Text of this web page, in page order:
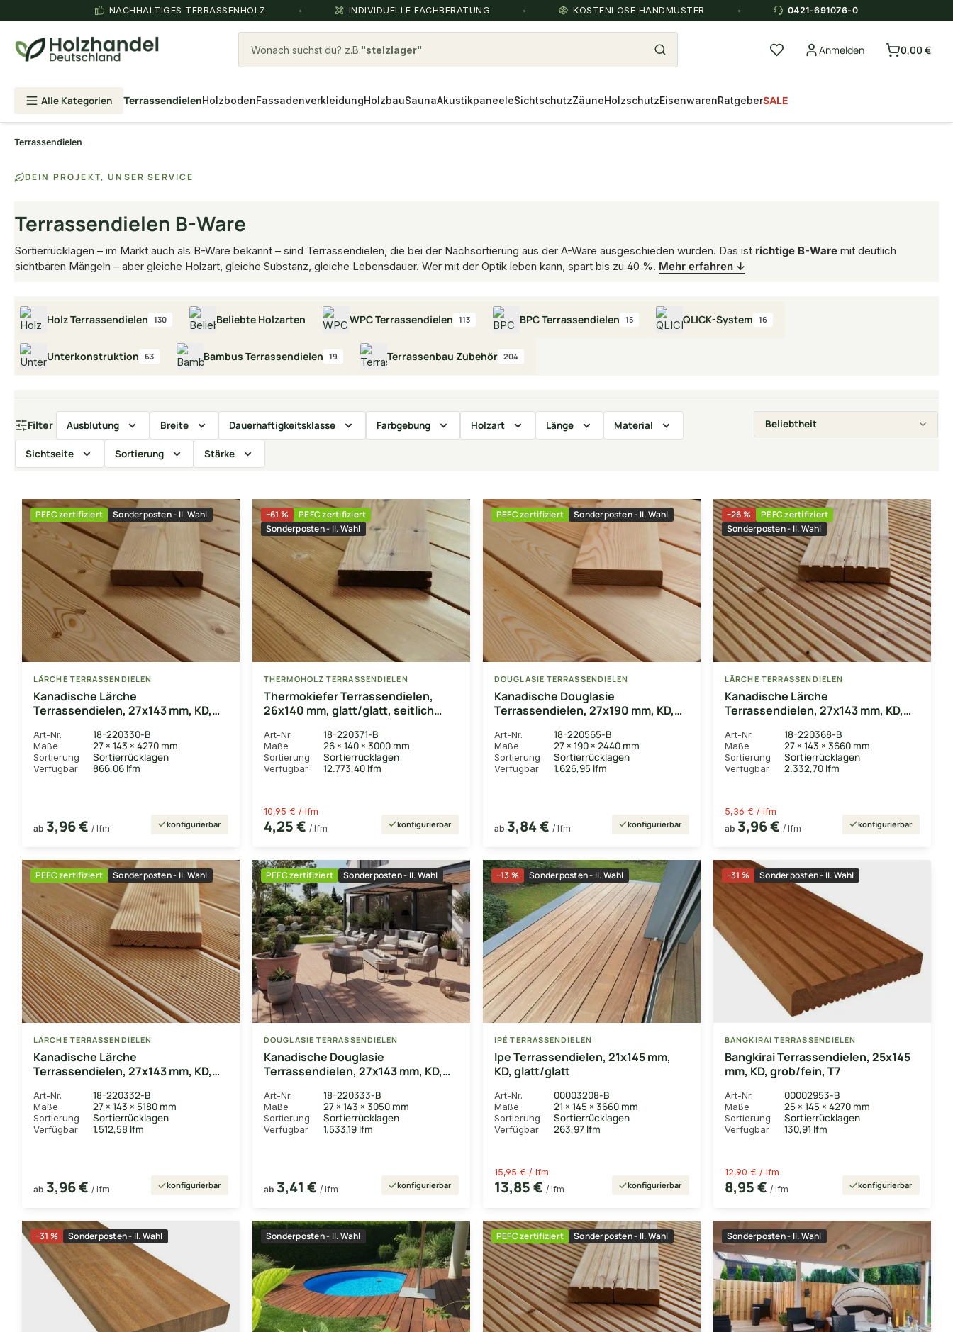
NACHHALTIGES TERRASSENHOLZ INDIVIDUELLE FACHBERATUNG KOSTENLOSE HANDMUSTER 0421-691076-0
Wonach suchst du? z.B. 3-Schichtparkett Eiche Anmelden 0,00 €
Alle Kategorien TerrassendielenHolzbodenFassadenverkleidungHolzbauSaunaAkustikpaneeleSichtschutzZäuneHolzschutzEisenwarenRatgeberSALE
Terrassendielen
DEIN PROJEKT, UNSER SERVICE
Terrassendielen B-Ware
Sortierrücklagen – im Markt auch als B-Ware bekannt – sind Terrassendielen, die bei der Nachsortierung aus der A-Ware ausgeschieden wurden. Das ist richtige B-Ware mit deutlich
sichtbaren Mängeln – aber gleiche Holzart, gleiche Substanz, gleiche Lebensdauer. Wer mit der Optik leben kann, spart bis zu 40 %. Mehr erfahren ↓
Holz Terrassendielen 130 Beliebte Holzarten WPC Terrassendielen 113 BPC Terrassendielen 15 QLICK-System 16
Unterkonstruktion 63 Bambus Terrassendielen 19 Terrassenbau Zubehör 204
Filter Ausblutung Breite Dauerhaftigkeitsklasse Farbgebung Holzart Länge Material
Sichtseite Sortierung Stärke
Sonderposten - II. Wahl
PEFC zertifiziert
LÄRCHE TERRASSENDIELEN
Kanadische Lärche
Terrassendielen, 27x143 mm, KD,
Art-Nr. 18-220330-B
Maße 27 × 143 × 4270 mm
Sortierung Sortierrücklagen
Verfügbar 866,06 lfm
ab 3,96 € / lfm konfigurierbar
−61 %
Sonderposten - II. Wahl
PEFC zertifiziert
THERMOHOLZ TERRASSENDIELEN
Thermokiefer Terrassendielen,
26x140 mm, glatt/glatt, seitlich
Art-Nr. 18-220371-B
Maße 26 × 140 × 3000 mm
Sortierung Sortierrücklagen
Verfügbar 12.773,40 lfm
10,95 € / lfm
4,25 € / lfm konfigurierbar
Sonderposten - II. Wahl
PEFC zertifiziert
DOUGLASIE TERRASSENDIELEN
Kanadische Douglasie
Terrassendielen, 27x190 mm, KD,
Art-Nr. 18-220565-B
Maße 27 × 190 × 2440 mm
Sortierung Sortierrücklagen
Verfügbar 1.626,95 lfm
ab 3,84 € / lfm konfigurierbar
−26 %
Sonderposten - II. Wahl
PEFC zertifiziert
LÄRCHE TERRASSENDIELEN
Kanadische Lärche
Terrassendielen, 27x143 mm, KD,
Art-Nr. 18-220368-B
Maße 27 × 143 × 3660 mm
Sortierung Sortierrücklagen
Verfügbar 2.332,70 lfm
5,36 € / lfm
ab 3,96 € / lfm konfigurierbar
Sonderposten - II. Wahl
PEFC zertifiziert
LÄRCHE TERRASSENDIELEN
Kanadische Lärche
Terrassendielen, 27x143 mm, KD,
Art-Nr. 18-220332-B
Maße 27 × 143 × 5180 mm
Sortierung Sortierrücklagen
Verfügbar 1.512,58 lfm
ab 3,96 € / lfm konfigurierbar
Sonderposten - II. Wahl
PEFC zertifiziert
DOUGLASIE TERRASSENDIELEN
Kanadische Douglasie
Terrassendielen, 27x143 mm, KD,
Art-Nr. 18-220333-B
Maße 27 × 143 × 3050 mm
Sortierung Sortierrücklagen
Verfügbar 1.533,19 lfm
ab 3,41 € / lfm konfigurierbar
−13 % Sonderposten - II. Wahl
IPÉ TERRASSENDIELEN
Ipe Terrassendielen, 21x145 mm,
KD, glatt/glatt
Art-Nr. 00003208-B
Maße 21 × 145 × 3660 mm
Sortierung Sortierrücklagen
Verfügbar 263,97 lfm
15,95 € / lfm
13,85 € / lfm konfigurierbar
−31 % Sonderposten - II. Wahl
BANGKIRAI TERRASSENDIELEN
Bangkirai Terrassendielen, 25x145
mm, KD, grob/fein, T7
Art-Nr. 00002953-B
Maße 25 × 145 × 4270 mm
Sortierung Sortierrücklagen
Verfügbar 130,91 lfm
12,90 € / lfm
8,95 € / lfm konfigurierbar
−31 % Sonderposten - II. Wahl Sonderposten - II. Wahl Sonderposten - II. Wahl
PEFC zertifiziert Sonderposten - II. Wahl